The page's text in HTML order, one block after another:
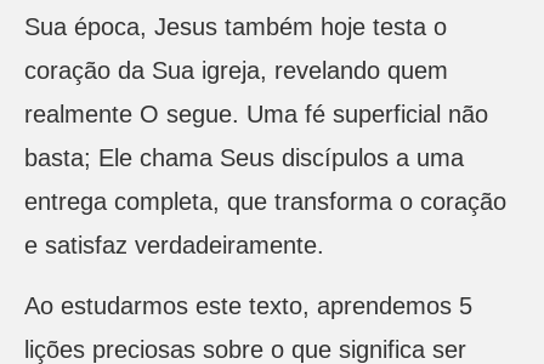
Sua época, Jesus também hoje testa o
coração da Sua igreja, revelando quem
realmente O segue. Uma fé superficial não
basta; Ele chama Seus discípulos a uma
entrega completa, que transforma o coração
e satisfaz verdadeiramente.
Ao estudarmos este texto, aprendemos 5
lições preciosas sobre o que significa ser